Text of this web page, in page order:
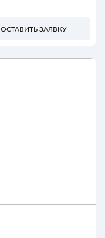
ОСТАВИТЬ ЗАЯВКУ